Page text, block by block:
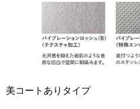
美コートありタイプ